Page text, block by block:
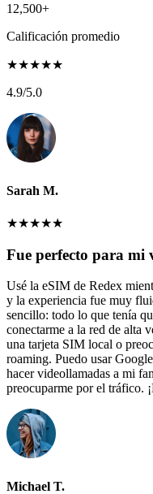
12,500+
Calificación promedio
★★★★★
4.9/5.0
Sarah M.
★★★★★
Fue perfecto para mi
Usé la eSIM de Redex
y la experiencia fue muy
sencillo: todo lo que tenía
conectarme a la red de alta
una tarjeta SIM local o
roaming. Puedo usar
hacer videollamadas a mi
preocuparme por el tráfico.
Michael T.